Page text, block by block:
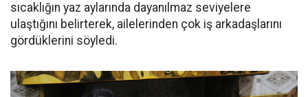
sıcaklığın yaz aylarında dayanılmaz seviyelere
ulaştığını belirterek, ailelerinden çok iş arkadaşlarını
gördüklerini söyledi.